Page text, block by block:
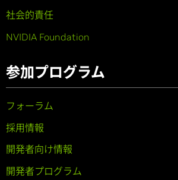
社会的責任
NVIDIA Foundation
参加プログラム
フォーラム
採用情報
開発者向け情報
開発者プログラム